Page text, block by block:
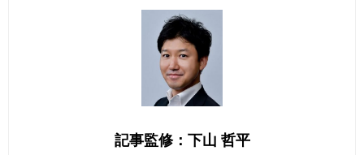
記事監修：下山 哲平